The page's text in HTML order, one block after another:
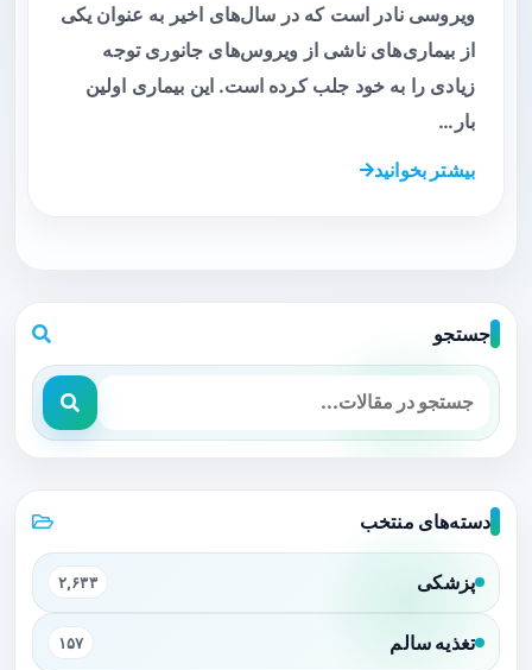
ویروسی نادر است که در سال‌های اخیر به عنوان یکی
از بیماری‌های ناشی از ویروس‌های جانوری توجه
زیادی را به خود جلب کرده است. این بیماری اولین
بار…
بیشتر بخوانید
جستجو
دسته‌های منتخب
پزشکی ۲,۶۳۳
تغذیه سالم ۱۵۷